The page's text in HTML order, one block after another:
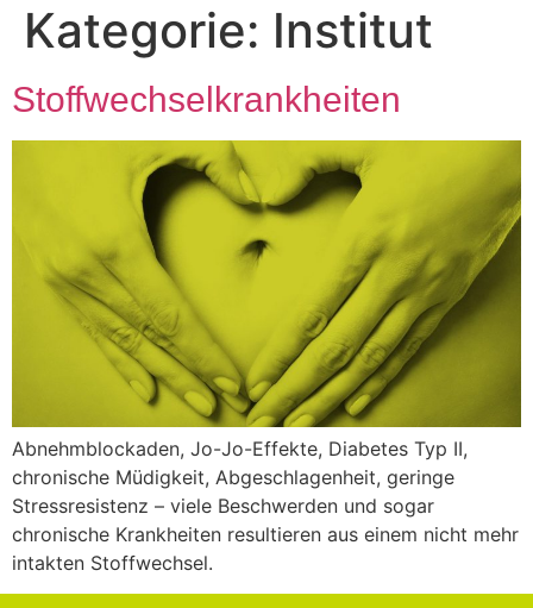
Kategorie: Institut
Stoffwechselkrankheiten
Abnehmblockaden, Jo-Jo-Effekte, Diabetes Typ II,
chronische Müdigkeit, Abgeschlagenheit, geringe
Stressresistenz – viele Beschwerden und sogar
chronische Krankheiten resultieren aus einem nicht mehr
intakten Stoffwechsel.